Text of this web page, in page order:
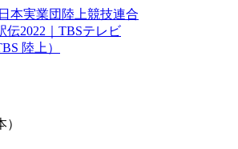
本実業団陸上競技連合
伝2022｜TBSテレビ
陸上）